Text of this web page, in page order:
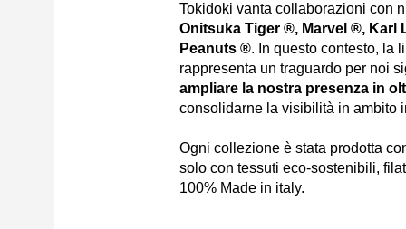
Tokidoki vanta collaborazioni con
Onitsuka Tiger ®, Marvel ®, Karl
Peanuts ®. In questo contesto, la
rappresenta un traguardo per noi
ampliare la nostra presenza in
consolidarne la visibilità in ambito
Ogni collezione è stata prodotta
solo con tessuti eco-sostenibili,
100% Made in italy.